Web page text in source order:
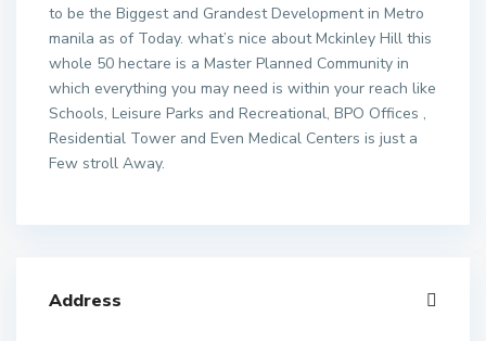
to be the Biggest and Grandest Development in Metro
manila as of Today. what’s nice about Mckinley Hill this
whole 50 hectare is a Master Planned Community in
which everything you may need is within your reach like
Schools, Leisure Parks and Recreational, BPO Offices ,
Residential Tower and Even Medical Centers is just a
Few stroll Away.
Address